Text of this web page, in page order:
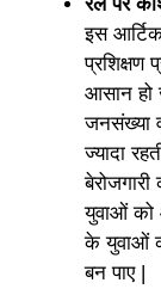
इस
प्रशिक्षण
आसान हो
जनसंख्या
ज्यादा
युवाओं को
के युवाओं
बन पाए |